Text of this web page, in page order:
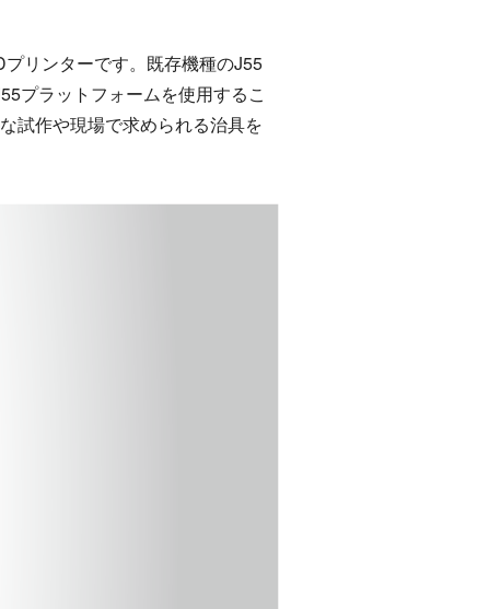
リンターです。既存機種のJ55
プラットフォームを使用するこ
試作や現場で求められる治具を